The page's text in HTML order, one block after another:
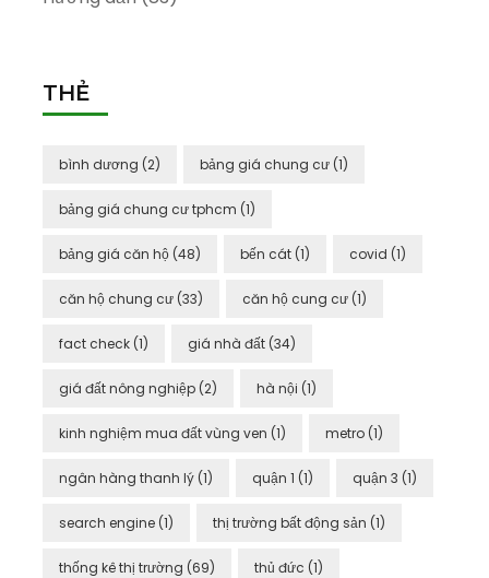
THẺ
bình dương (2) bảng giá chung cư (1)
bảng giá chung cư tphcm (1)
bảng giá căn hộ (48) bến cát (1) covid (1)
căn hộ chung cư (33) căn hộ cung cư (1)
fact check (1) giá nhà đất (34)
giá đất nông nghiệp (2) hà nội (1)
kinh nghiệm mua đất vùng ven (1) metro (1)
ngân hàng thanh lý (1) quận 1 (1) quận 3 (1)
search engine (1) thị trường bất động sản (1)
thống kê thị trường (69) thủ đức (1)